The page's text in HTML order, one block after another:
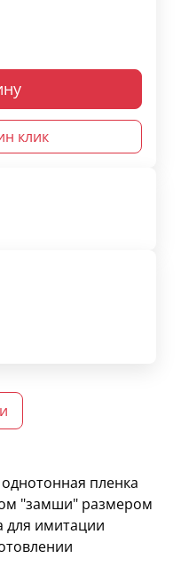
клик
пленка
"замши" размером
для имитации